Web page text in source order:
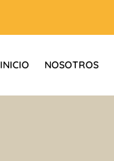
INICIO NOSOTROS